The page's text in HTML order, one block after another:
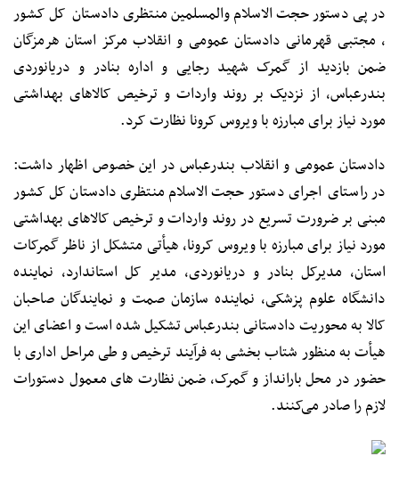
در پی دستور حجت الاسلام والمسلمین منتظری دادستان کل کشور
، مجتبی قهرمانی دادستان عمومی و انقلاب مرکز استان هرمزگان
ضمن بازدید از گمرک شهید رجایی و اداره بنادر و دریانوردی
بندرعباس، از نزدیک بر روند واردات و ترخیص کالاهای بهداشتی
مورد نیاز برای مبارزه با ویروس کرونا نظارت کرد.
دادستان عمومی و انقلاب بندرعباس در این خصوص اظهار داشت:
در راستای اجرای دستور حجت الاسلام منتظری دادستان کل کشور
مبنی بر ضرورت تسریع در روند واردات و ترخیص کالاهای بهداشتی
مورد نیاز برای مبارزه با ویروس کرونا، هیأتی متشکل از ناظر گمرکات
استان، مدیرکل بنادر و دریانوردی، مدیر کل استاندارد، نماینده
دانشگاه علوم پزشکی، نماینده سازمان صمت و نمایندگان صاحبان
کالا به محوریت دادستانی بندرعباس تشکیل شده است و اعضای این
هیأت به منظور شتاب بخشی به فرآیند ترخیص و طی مراحل اداری با
حضور در محل بارانداز و گمرک، ضمن نظارت های معمول دستورات
لازم را صادر می‌کنند.